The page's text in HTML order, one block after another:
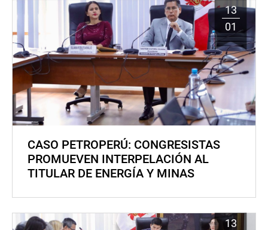
13
01
CASO PETROPERÚ: CONGRESISTAS
PROMUEVEN INTERPELACIÓN AL
TITULAR DE ENERGÍA Y MINAS
13